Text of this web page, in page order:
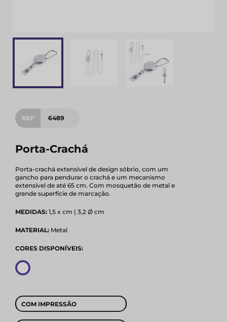
REF 6489
Porta-Crachá
Porta-crachá extensível de design sóbrio, com um
gancho para pendurar o crachá e um mecanismo
extensível de até 65 cm. Com mosquetão de metal e
grande superfície de marcação.
MEDIDAS: 1,5 x cm | 3,2 Ø cm
MATERIAL: Metal
CORES DISPONÍVEIS:
COM IMPRESSÃO